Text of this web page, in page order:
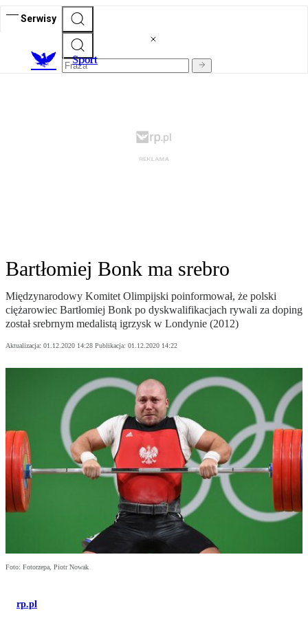
Serwisy
Sport
Bartłomiej Bonk ma srebro
Międzynarodowy Komitet Olimpijski poinformował, że polski
ciężarowiec Bartłomiej Bonk po dyskwalifikacjach rywali za doping
został srebrnym medalistą igrzysk w Londynie (2012)
Aktualizacja: 01.12.2020 14:28 Publikacja: 01.12.2020 14:22
Foto: Fotorzepa, Piotr Nowak
rp.pl